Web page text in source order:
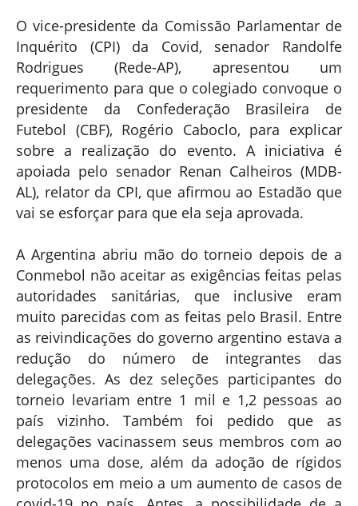
O vice-presidente da Comissão Parlamentar de
Inquérito (CPI) da Covid, senador Randolfe
Rodrigues (Rede-AP), apresentou um
requerimento para que o colegiado convoque o
presidente da Confederação Brasileira de
Futebol (CBF), Rogério Caboclo, para explicar
sobre a realização do evento. A iniciativa é
apoiada pelo senador Renan Calheiros (MDB-
AL), relator da CPI, que afirmou ao Estadão que
vai se esforçar para que ela seja aprovada.
A Argentina abriu mão do torneio depois de a
Conmebol não aceitar as exigências feitas pelas
autoridades sanitárias, que inclusive eram
muito parecidas com as feitas pelo Brasil. Entre
as reivindicações do governo argentino estava a
redução do número de integrantes das
delegações. As dez seleções participantes do
torneio levariam entre 1 mil e 1,2 pessoas ao
país vizinho. Também foi pedido que as
delegações vacinassem seus membros com ao
menos uma dose, além da adoção de rígidos
protocolos em meio a um aumento de casos de